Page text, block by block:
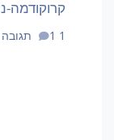
קרוקודמה-
1 תגובה